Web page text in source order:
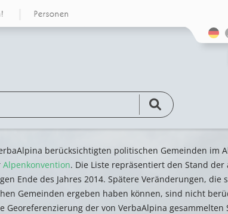
Personen
berücksichtigten politischen Gemeinden im
Alpenkonvention. Die Liste repräsentiert den Stand
Ende des Jahres 2014. Spätere Veränderungen, die
Gemeinden ergeben haben können, sind nicht
der von VerbaAlpina gesammelten